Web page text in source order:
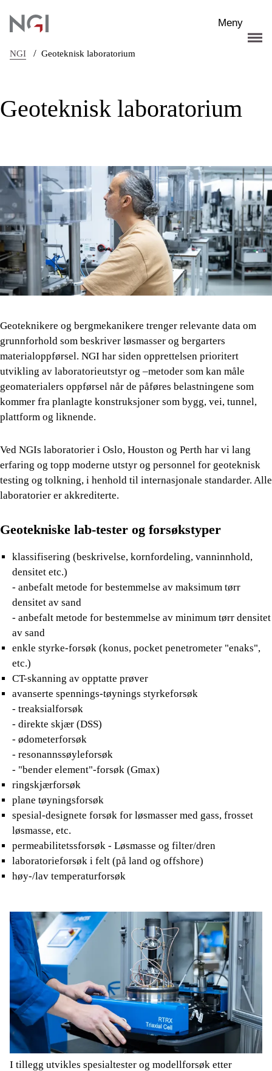
Meny
NGI / Geoteknisk laboratorium
Geoteknisk laboratorium
Geoteknikere og bergmekanikere trenger relevante data om
grunnforhold som beskriver løsmasser og bergarters
materialoppførsel. NGI har siden opprettelsen prioritert
utvikling av laboratorieutstyr og –metoder som kan måle
geomaterialers oppførsel når de påføres belastningene som
kommer fra planlagte konstruksjoner som bygg, vei, tunnel,
plattform og liknende.
Ved NGIs laboratorier i Oslo, Houston og Perth har vi lang
erfaring og topp moderne utstyr og personnel for geoteknisk
testing og tolkning, i henhold til internasjonale standarder. Alle
laboratorier er akkrediterte.
Geotekniske lab-tester og forsøkstyper
klassifisering (beskrivelse, kornfordeling, vanninnhold,
densitet etc.)
- anbefalt metode for bestemmelse av maksimum tørr
densitet av sand
- anbefalt metode for bestemmelse av minimum tørr densitet
av sand
enkle styrke-forsøk (konus, pocket penetrometer "enaks",
etc.)
CT-skanning av opptatte prøver
avanserte spennings-tøynings styrkeforsøk
- treaksialforsøk
- direkte skjær (DSS)
- ødometerforsøk
- resonannssøyleforsøk
- "bender element"-forsøk (Gmax)
ringskjærforsøk
plane tøyningsforsøk
spesial-designete forsøk for løsmasser med gass, frosset
løsmasse, etc.
permeabilitetssforsøk - Løsmasse og filter/dren
laboratorieforsøk i felt (på land og offshore)
høy-/lav temperaturforsøk
I tillegg utvikles spesialtester og modellforsøk etter